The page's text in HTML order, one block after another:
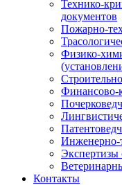
Технико-
документов
Пожарно-
Физико-
Финансово-
Инженерно-
Экспертизы
Контакты